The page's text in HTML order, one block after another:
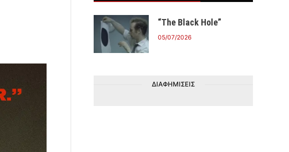
“The Black Hole”
05/07/2026
ΔΙΑΦΗΜΙΣΕΙΣ